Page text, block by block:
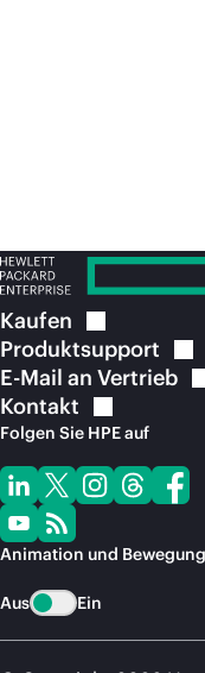
Kaufen
Produktsupport
E-Mail an Vertrieb
Kontakt
Folgen Sie HPE auf
Animation und Bewegung
Aus Ein